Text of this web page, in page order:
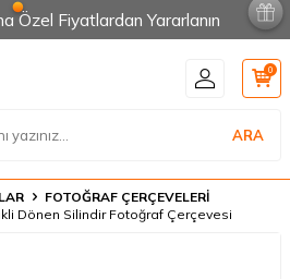
Özel Fiyatlardan Yararlanın
ARA
0
FOTOĞRAF ÇERÇEVELERİ
Dönen Silindir Fotoğraf Çerçevesi